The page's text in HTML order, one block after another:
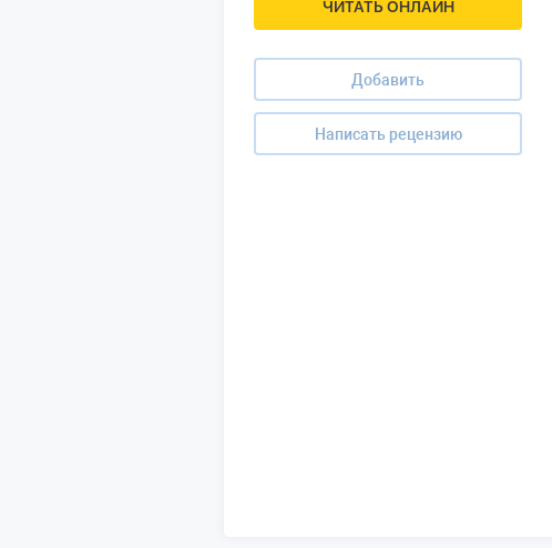
ЧИТАТЬ ОНЛАЙН
Добавить
Написать рецензию